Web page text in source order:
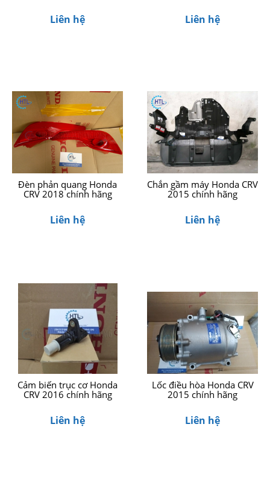
Liên hệ Liên hệ
Đèn phản quang Honda
CRV 2018 chính hãng
Liên hệ
Chắn gầm máy Honda CRV
2015 chính hãng
Liên hệ
Cảm biến trục cơ Honda
CRV 2016 chính hãng
Liên hệ
Lốc điều hòa Honda CRV
2015 chính hãng
Liên hệ